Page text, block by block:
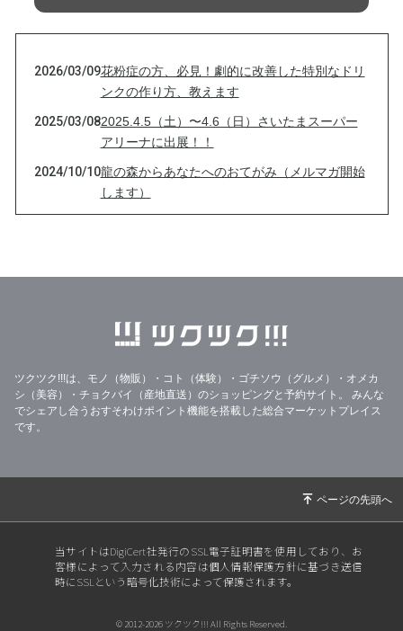
2026/03/09花粉症の方、必見！劇的に改善した特別なドリ
ンクの作り方、教えます
2025/03/082025.4.5（土）〜4.6（日）さいたまスーパー
アリーナに出展！！
2024/10/10龍の森からあなたへのおてがみ（メルマガ開始
します）
ツクツク!!!は、モノ（物販）・コト（体験）・ゴチソウ（グルメ）・オメカ
シ（美容）・チョクバイ（産地直送）のショッピングと予約サイト。
みんな
でシェアし合うおすそわけポイント機能を搭載した総合マーケットプレイス
です。
当サイトはDigiCert社発行のSSL電子証明書を使用しており、お
客様によって入力される内容は個人情報保護方針に基づき送信
時にSSLという暗号化技術によって保護されます。
© 2012-2026 ツクツク!!! All Rights Reserved.